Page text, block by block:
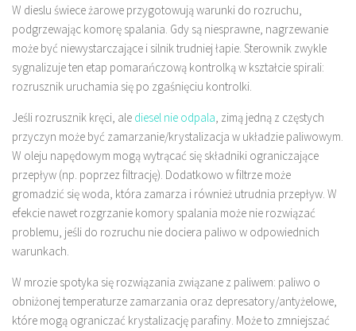
W dieslu świece żarowe przygotowują warunki do rozruchu,
podgrzewając komorę spalania. Gdy są niesprawne, nagrzewanie
może być niewystarczające i silnik trudniej łapie. Sterownik zwykle
sygnalizuje ten etap pomarańczową kontrolką w kształcie spirali:
rozrusznik uruchamia się po zgaśnięciu kontrolki.
Jeśli rozrusznik kręci, ale diesel nie odpala, zimą jedną z częstych
przyczyn może być zamarzanie/krystalizacja w układzie paliwowym.
W oleju napędowym mogą wytrącać się składniki ograniczające
przepływ (np. poprzez filtrację). Dodatkowo w filtrze może
gromadzić się woda, która zamarza i również utrudnia przepływ. W
efekcie nawet rozgrzanie komory spalania może nie rozwiązać
problemu, jeśli do rozruchu nie dociera paliwo w odpowiednich
warunkach.
W mrozie spotyka się rozwiązania związane z paliwem: paliwo o
obniżonej temperaturze zamarzania oraz depresatory/antyżelowe,
które mogą ograniczać krystalizację parafiny. Może to zmniejszać